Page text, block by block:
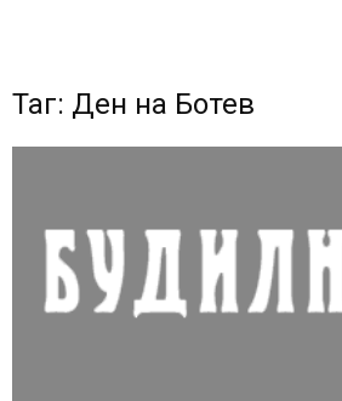
Таг: Ден на Ботев